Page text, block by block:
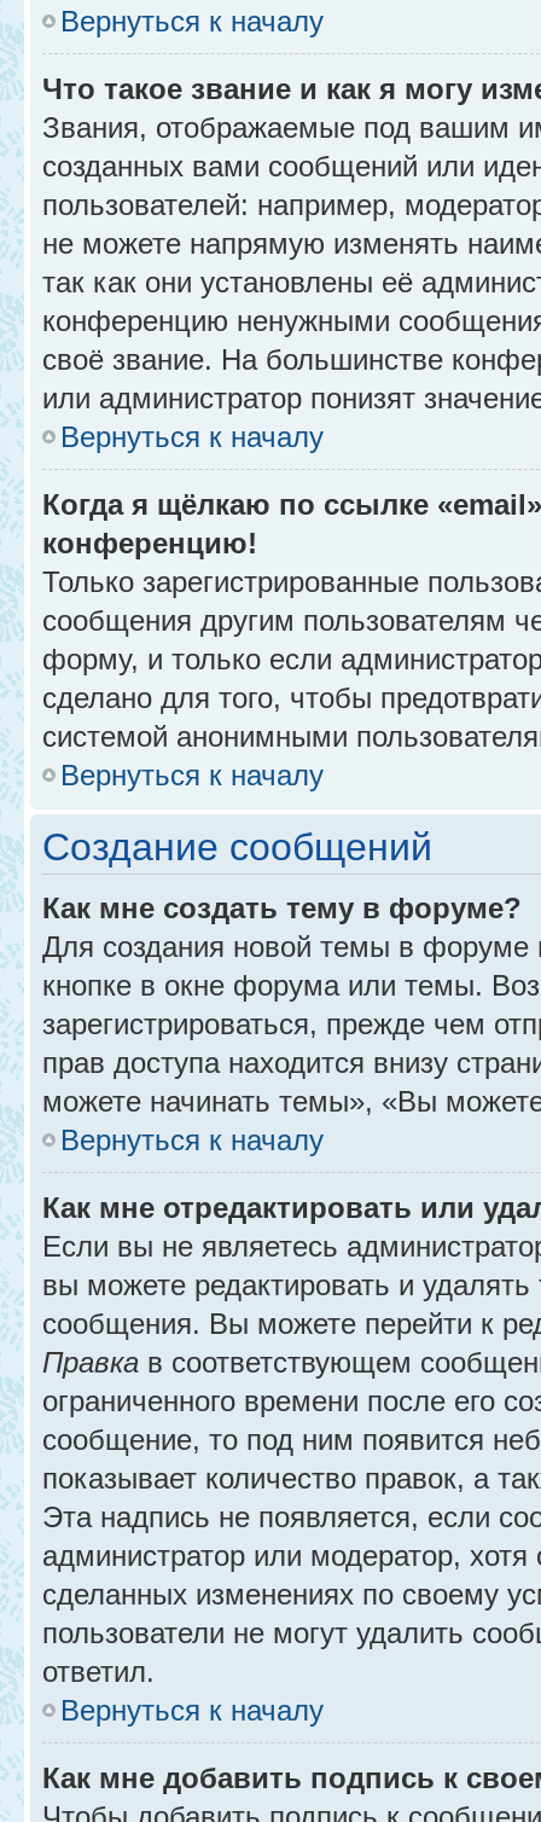
Вернуться к началу
Что такое звание и как я могу
Звания, отображаемые под вашим
созданных вами сообщений или
пользователей: например,
не можете напрямую изменять
так как они установлены её
конференцию ненужными
своё звание. На большинстве
или администратор понизят
Вернуться к началу
Когда я щёлкаю по ссылке
конференцию!
Только зарегистрированные
сообщения другим пользователям
форму, и только если
сделано для того, чтобы
системой анонимными
Вернуться к началу
Создание сообщений
Как мне создать тему в форуме?
Для создания новой темы в форуме
кнопке в окне форума или темы.
зарегистрироваться, прежде чем
прав доступа находится внизу
можете начинать темы», «Вы
Вернуться к началу
Как мне отредактировать или
Если вы не являетесь
вы можете редактировать и
сообщения. Вы можете перейти к
Правка в соответствующем
ограниченного времени после его
сообщение, то под ним появится
показывает количество правок, а
Эта надпись не появляется, если
администратор или модератор,
сделанных изменениях по своему
пользователи не могут удалить
ответил.
Вернуться к началу
Как мне добавить подпись к